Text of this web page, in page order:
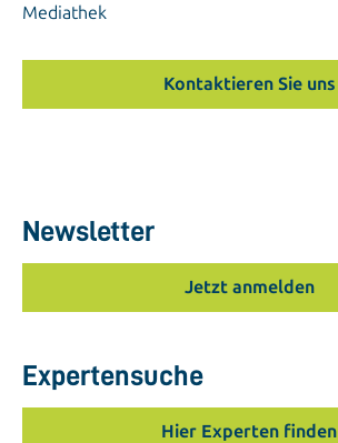
Mediathek
Kontaktieren Sie uns
Newsletter
Jetzt anmelden
Expertensuche
Hier Experten finden